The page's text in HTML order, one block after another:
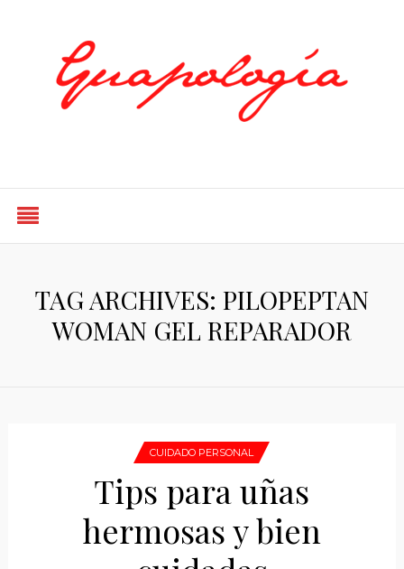
TAG ARCHIVES: PILOPEPTAN
WOMAN GEL REPARADOR
CUIDADO PERSONAL
Tips para uñas
hermosas y bien